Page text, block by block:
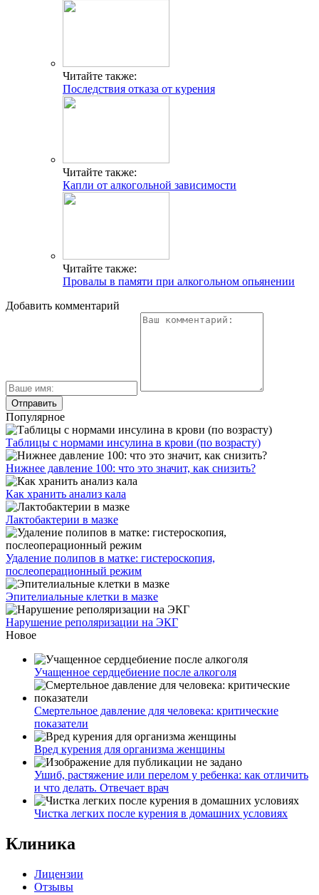
Читайте также:
Последствия отказа от курения
Читайте также:
Капли от алкогольной зависимости
Читайте также:
Провалы в памяти при алкогольном опьянении
Добавить комментарий
Популярное
Таблицы с нормами инсулина в крови (по возрасту)
Нижнее давление 100: что это значит, как снизить?
Как хранить анализ кала
Лактобактерии в мазке
Удаление полипов в матке: гистероскопия,
послеоперационный режим
Эпителиальные клетки в мазке
Нарушение реполяризации на ЭКГ
Новое
Учащенное сердцебиение после алкоголя
Смертельное давление для человека: критические
показатели
Вред курения для организма женщины
Ушиб, растяжение или перелом у ребенка: как отличить
и что делать. Отвечает врач
Чистка легких после курения в домашних условиях
Клиника
Лицензии
Отзывы